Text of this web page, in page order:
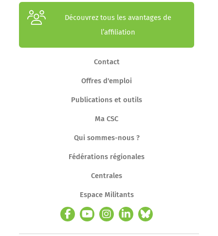
Découvrez tous les avantages de
l’affiliation
Contact
Offres d'emploi
Publications et outils
Ma CSC
Qui sommes-nous ?
Fédérations régionales
Centrales
Espace Militants